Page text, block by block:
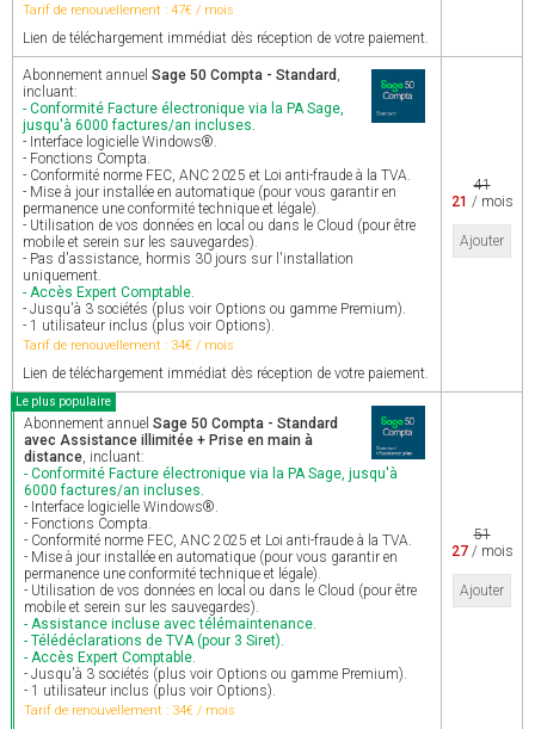
Tarif de renouvellement : 47€ / mois
Lien de téléchargement immédiat dès réception de votre paiement.
Abonnement annuel Sage 50 Compta - Standard ,
incluant:
- Conformité Facture électronique via la PA Sage,
jusqu'à 6000 factures/an incluses.
- Interface logicielle Windows®.
- Fonctions Compta.
- Conformité norme FEC, ANC 2025 et Loi anti-fraude à la TVA.
- Mise à jour installée en automatique (pour vous garantir en
permanence une conformité technique et légale).
- Utilisation de vos données en local ou dans le Cloud (pour être
mobile et serein sur les sauvegardes).
- Pas d'assistance, hormis 30 jours sur l'installation
uniquement.
- Accès Expert Comptable.
- Jusqu'à 3 sociétés (plus voir Options ou gamme Premium).
- 1 utilisateur inclus (plus voir Options).
Tarif de renouvellement : 34€ / mois
Lien de téléchargement immédiat dès réception de votre paiement.
41
21 / mois
Ajouter
Le plus populaire
Abonnement annuel Sage 50 Compta - Standard
avec Assistance illimitée + Prise en main à
distance, incluant:
- Conformité Facture électronique via la PA Sage, jusqu'à
6000 factures/an incluses.
- Interface logicielle Windows®.
- Fonctions Compta.
- Conformité norme FEC, ANC 2025 et Loi anti-fraude à la TVA.
- Mise à jour installée en automatique (pour vous garantir en
permanence une conformité technique et légale).
- Utilisation de vos données en local ou dans le Cloud (pour être
mobile et serein sur les sauvegardes).
- Assistance incluse avec télémaintenance.
- Télédéclarations de TVA (pour 3 Siret).
- Accès Expert Comptable.
- Jusqu'à 3 sociétés (plus voir Options ou gamme Premium).
- 1 utilisateur inclus (plus voir Options).
Tarif de renouvellement : 34€ / mois
51
27/ mois
Ajouter